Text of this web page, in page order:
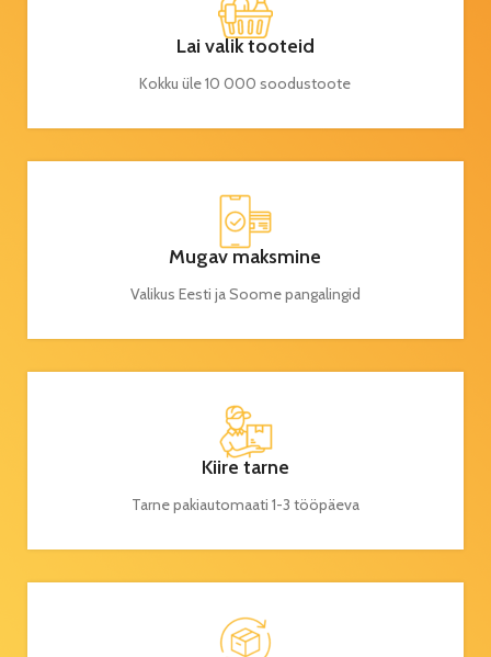
Lai valik tooteid
Kokku üle 10 000 soodustoote
Mugav maksmine
Valikus Eesti ja Soome pangalingid
Kiire tarne
Tarne pakiautomaati 1-3 tööpäeva